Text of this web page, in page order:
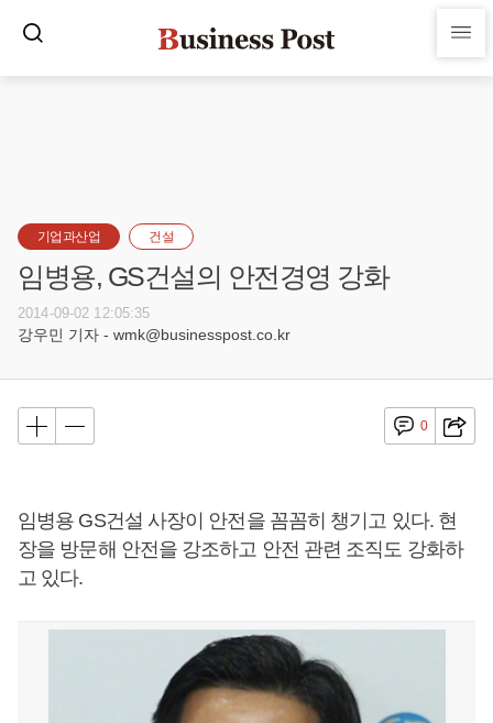
기업과산업 건설
임병용, GS건설의 안전경영 강화
2014-09-02 12:05:35
강우민 기자 - wmk@businesspost.co.kr
0
임병용 GS건설 사장이 안전을 꼼꼼히 챙기고 있다. 현
장을 방문해 안전을 강조하고 안전 관련 조직도 강화하
고 있다.